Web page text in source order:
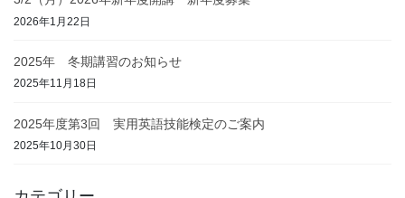
2026年1月22日
2025年 冬期講習のお知らせ
2025年11月18日
2025年度第3回 実用英語技能検定のご案内
2025年10月30日